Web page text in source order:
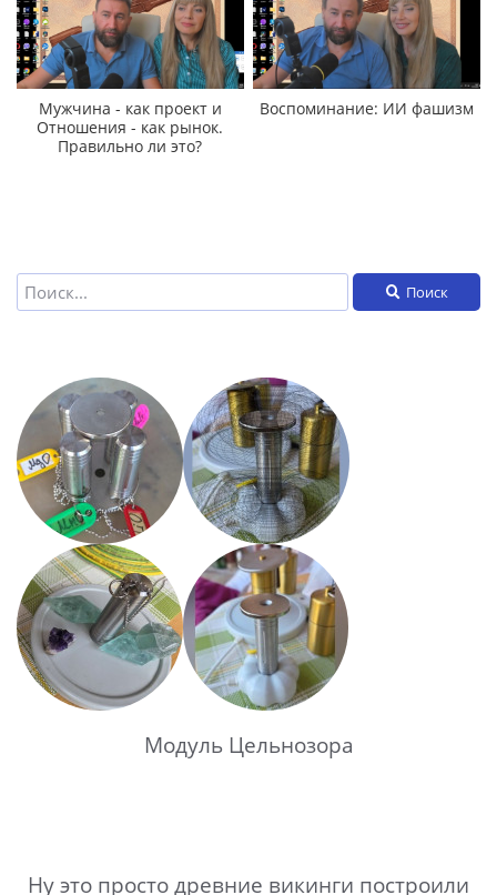
Мужчина - как проект и
Отношения - как рынок.
Правильно ли это?
Воспоминание: ИИ фашизм
Поиск
Модуль Цельнозора
Ну это просто древние викинги построили